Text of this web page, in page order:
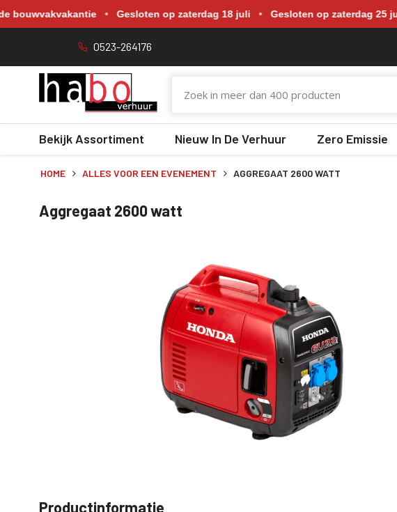
• Gesloten op zaterdag 18 juli • Gesloten op zaterdag 25 juli •
0523-264176
Bekijk Assortiment Nieuw In De Verhuur Zero Emissie
HOME ALLES VOOR EEN EVENEMENT AGGREGAAT 2600 WATT
Aggregaat 2600 watt
Productinformatie